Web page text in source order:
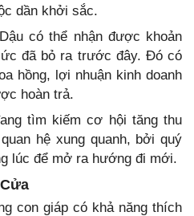
dần khởi sắc.
có thể nhận được khoản
đã bỏ ra trước đây. Đó có
hồng, lợi nhuận kinh doanh
hoàn trả.
tìm kiếm cơ hội tăng thu
hệ xung quanh, bởi quý
lúc để mở ra hướng đi mới.
con giáp có khả năng thích